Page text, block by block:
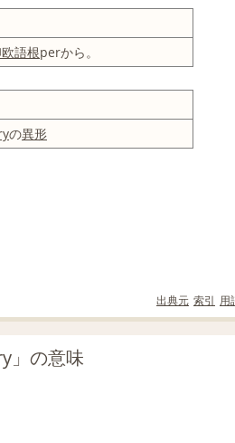
語根perから。
の異形
出典元 索引 用
」の意味